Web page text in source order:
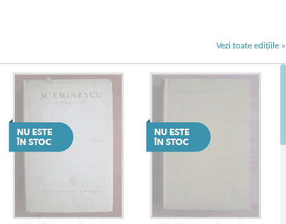
Vezi toate edițiile »